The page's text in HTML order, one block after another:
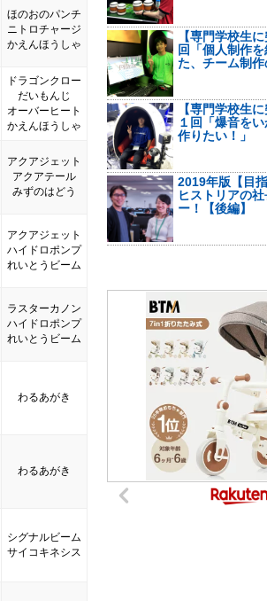
ほのおのパンチ
ニトロチャージ
かえんほうしゃ
ドラゴンクロー
だいもんじ
オーバーヒート
かえんほうしゃ
アクアジェット
アクアテール
みずのはどう
アクアジェット
ハイドロポンプ
れいとうビーム
ラスターカノン
ハイドロポンプ
れいとうビーム
わるあがき
わるあがき
シグナルビーム
サイコキネシス
【専門学校生
回「個人制作
た、チーム制作
【専門学校生
１回「爆音を
作りたい！」
2019年版【目
ヒストリアの
ー！【後編】